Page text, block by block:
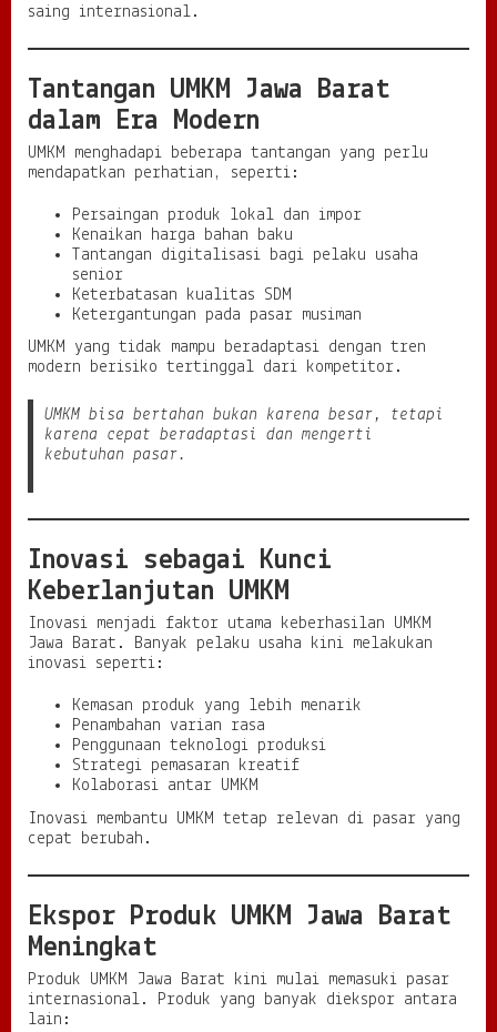
saing internasional.
Tantangan UMKM Jawa Barat
dalam Era Modern
UMKM menghadapi beberapa tantangan yang perlu
mendapatkan perhatian, seperti:
Persaingan produk lokal dan impor
Kenaikan harga bahan baku
Tantangan digitalisasi bagi pelaku usaha
senior
Keterbatasan kualitas SDM
Ketergantungan pada pasar musiman
UMKM yang tidak mampu beradaptasi dengan tren
modern berisiko tertinggal dari kompetitor.
UMKM bisa bertahan bukan karena besar, tetapi
karena cepat beradaptasi dan mengerti
kebutuhan pasar.
Inovasi sebagai Kunci
Keberlanjutan UMKM
Inovasi menjadi faktor utama keberhasilan UMKM
Jawa Barat. Banyak pelaku usaha kini melakukan
inovasi seperti:
Kemasan produk yang lebih menarik
Penambahan varian rasa
Penggunaan teknologi produksi
Strategi pemasaran kreatif
Kolaborasi antar UMKM
Inovasi membantu UMKM tetap relevan di pasar yang
cepat berubah.
Ekspor Produk UMKM Jawa Barat
Meningkat
Produk UMKM Jawa Barat kini mulai memasuki pasar
internasional. Produk yang banyak diekspor antara
lain: